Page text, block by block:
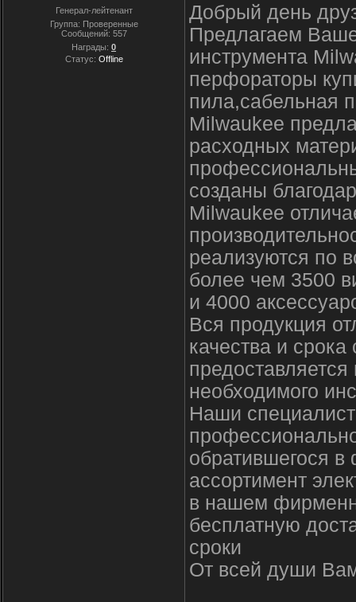
Генерал-лейтенант
Группа: Проверенные
Сообщений: 557
Награды: 0
Статус: Offline
Добрый день
Предлагаем
инструмента
перфораторы
пила,сабельная
Milwaukee
расходных
созданы
Milwaukee
реализуются по
более чем 3500
и 4000
Вся продукция
качества и
необходимого
Наши
обратившегося
ассортимент
в нашем
бесплатную
сроки
От всей души